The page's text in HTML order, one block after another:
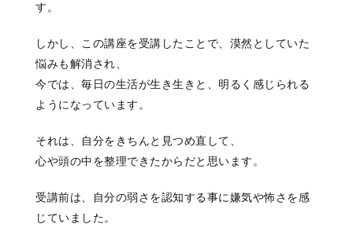
す。
しかし、この講座を受講したことで、漠然としていた
悩みも解消され、
今では、毎日の生活が生き生きと、明るく感じられる
ようになっています。
それは、自分をきちんと見つめ直して、
心や頭の中を整理できたからだと思います。
受講前は、自分の弱さを認知する事に嫌気や怖さを感
じていました。